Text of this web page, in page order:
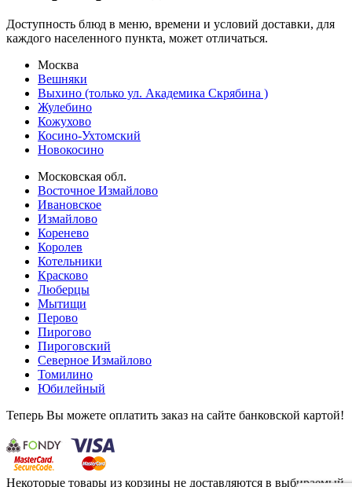
Доступность блюд в меню, времени и условий доставки, для
каждого населенного пункта, может отличаться.
Москва
Вешняки
Выхино (только ул. Академика Скрябина )
Жулебино
Кожухово
Косино-Ухтомский
Новокосино
Московская обл.
Восточное Измайлово
Ивановское
Измайлово
Коренево
Королев
Котельники
Красково
Люберцы
Мытищи
Перово
Пирогово
Пироговский
Северное Измайлово
Томилино
Юбилейный
Теперь Вы можете оплатить заказ на сайте банковской картой!
Некоторые товары из корзины не доставляются в выбираемый